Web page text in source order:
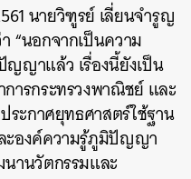
นายวิฑูรย์ เลี่ยนจำรูญ
“นอกจากเป็นความ
ญาแล้ว เรื่องนี้ยังเป็น
ารกระทรวงพาณิชย์ และ
ระกาศยุทธศาสตร์ใช้ฐาน
ะองค์ความรู้ภูมิปัญญา
านวัตกรรมและ